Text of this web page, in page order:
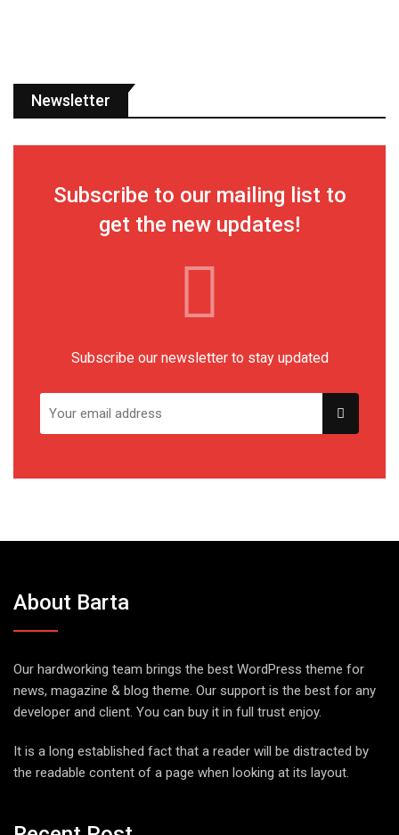
Newsletter
Subscribe to our mailing list to
get the new updates!
Subscribe our newsletter to stay updated
About Barta
Our hardworking team brings the best WordPress theme for
news, magazine & blog theme. Our support is the best for any
developer and client. You can buy it in full trust enjoy.
It is a long established fact that a reader will be distracted by
the readable content of a page when looking at its layout.